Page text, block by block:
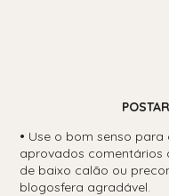
• Use o bom senso
aprovados comentários
de baixo calão ou
blogosfera agradável.